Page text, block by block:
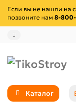
Если вы не нашли на
позвоните нам 8-
Каталог